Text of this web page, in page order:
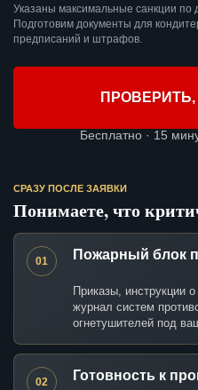
Указаны максимальные санкции
Подготовим документы для
предписаний и штрафов.
Бесплатно · 15
СРАЗУ ПОСЛЕ ЗАЯВКИ
Понимаете, что
01 Пожарный блок
Приказы, инструкции
журнал систем
огнетушителей под
02 Готовность к